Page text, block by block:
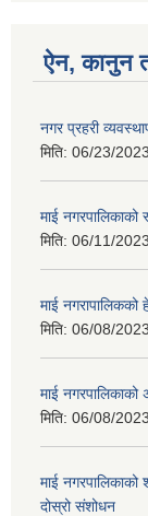
ऐन, कानुन
नगर प्रहरी
मिति: 06/23/
माई नगरपालिकाको
मिति: 06/11/
माई
मिति: 06/08/
माई नगरपालिकाको
मिति: 06/08/
माई नगरपालिकाको
दोस्रो संशोधन